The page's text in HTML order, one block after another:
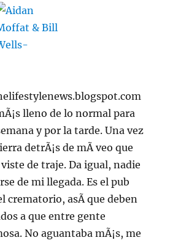
lleno de lo normal para
y por la tarde. Una vez
detrÃ¡s de mÃ­ veo que
de traje. Da igual, nadie
de mi llegada. Es el pub
crematorio, asÃ­ que deben
a que entre gente
No aguantaba mÃ¡s, me